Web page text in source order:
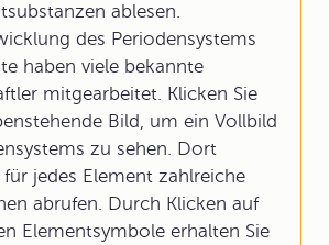
ablesen.
des Periodensystems
haben viele bekannte
mitgearbeitet. Klicken Sie
Bild, um ein Vollbild
zu sehen. Dort
für jedes Element zahlreiche
abrufen. Durch Klicken auf
Elementsymbole erhalten Sie